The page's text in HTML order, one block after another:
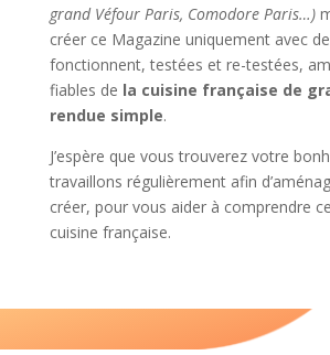
grand Véfour Paris, Comodore Paris…)
créer ce Magazine uniquement avec
fonctionnent, testées et re-testées,
fiables de la cuisine française de
rendue simple.
J’espère que vous trouverez votre
travaillons régulièrement afin
créer, pour vous aider à comprendre
cuisine française.